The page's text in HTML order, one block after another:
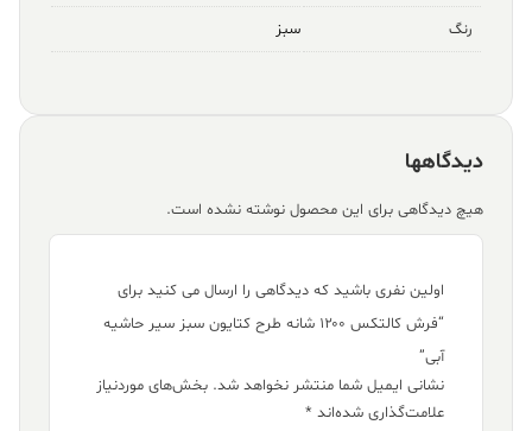
رنگ سبز
دیدگاهها
هیچ دیدگاهی برای این محصول نوشته نشده است.
اولین نفری باشید که دیدگاهی را ارسال می کنید برای
“فرش کالتکس ۱۲۰۰ شانه طرح کتایون سبز سیر حاشیه
آبی”
نشانی ایمیل شما منتشر نخواهد شد. بخش‌های موردنیاز
علامت‌گذاری شده‌اند *